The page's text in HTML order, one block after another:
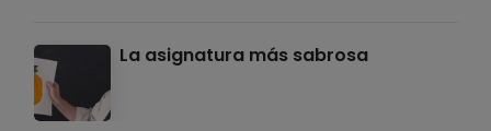
La asignatura más sabrosa